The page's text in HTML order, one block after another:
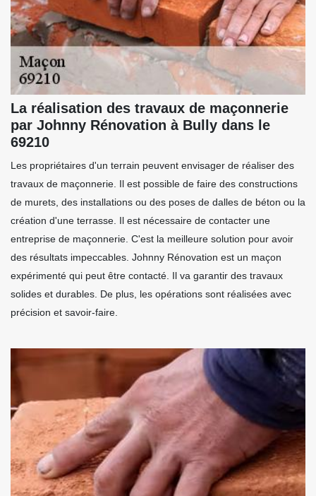
La réalisation des travaux de maçonnerie
par Johnny Rénovation à Bully dans le
69210
Les propriétaires d'un terrain peuvent envisager de réaliser des
travaux de maçonnerie. Il est possible de faire des constructions
de murets, des installations ou des poses de dalles de béton ou la
création d'une terrasse. Il est nécessaire de contacter une
entreprise de maçonnerie. C'est la meilleure solution pour avoir
des résultats impeccables. Johnny Rénovation est un maçon
expérimenté qui peut être contacté. Il va garantir des travaux
solides et durables. De plus, les opérations sont réalisées avec
précision et savoir-faire.